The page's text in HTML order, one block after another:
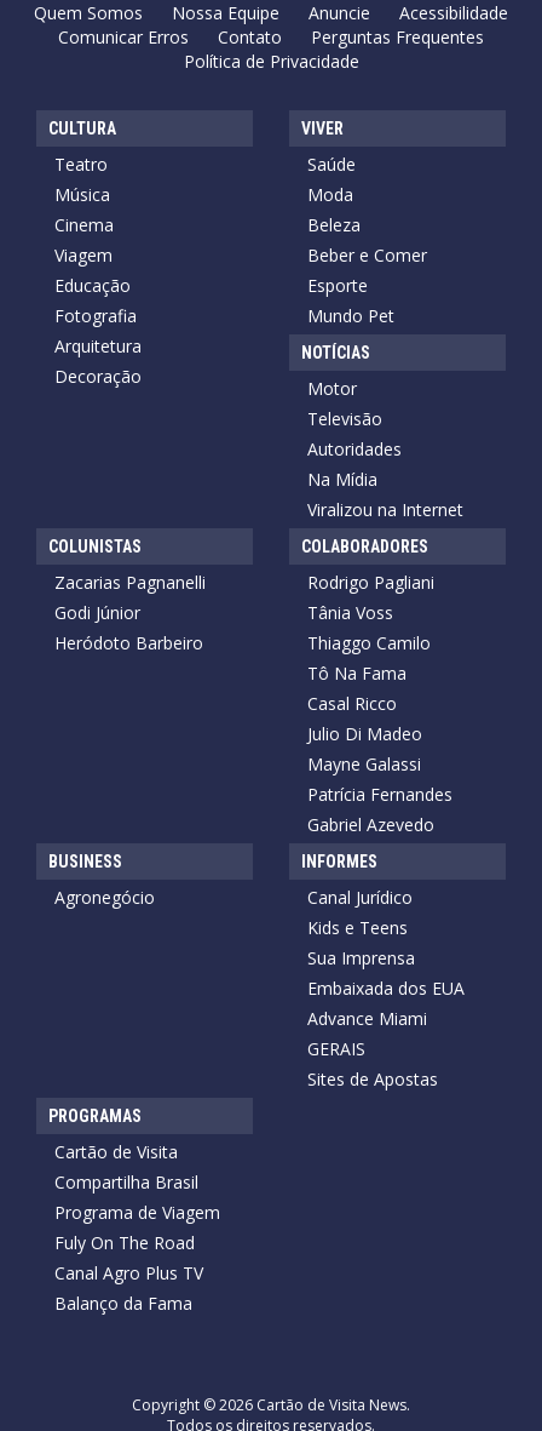
Quem Somos Nossa Equipe Anuncie
Acessibilidade
Comunicar Erros
Contato
Perguntas Frequentes
Política de Privacidade
CULTURA
Teatro
Música
Cinema
Viagem
Educação
Fotografia
Arquitetura
Decoração
VIVER
Saúde
Moda
Beleza
Beber e Comer
Esporte
Mundo Pet
NOTÍCIAS
Motor
Televisão
Autoridades
Na Mídia
Viralizou na Internet
COLUNISTAS
Zacarias Pagnanelli
Godi Júnior
Heródoto Barbeiro
COLABORADORES
Rodrigo Pagliani
Tânia Voss
Thiaggo Camilo
Tô Na Fama
Casal Ricco
Julio Di Madeo
Mayne Galassi
Patrícia Fernandes
Gabriel Azevedo
BUSINESS
Agronegócio
INFORMES
Canal Jurídico
Kids e Teens
Sua Imprensa
Embaixada dos EUA
Advance Miami
GERAIS
Sites de Apostas
PROGRAMAS
Cartão de Visita
Compartilha Brasil
Programa de Viagem
Fuly On The Road
Canal Agro Plus TV
Balanço da Fama
Copyright © 2026 Cartão de Visita News.
Todos os direitos reservados.